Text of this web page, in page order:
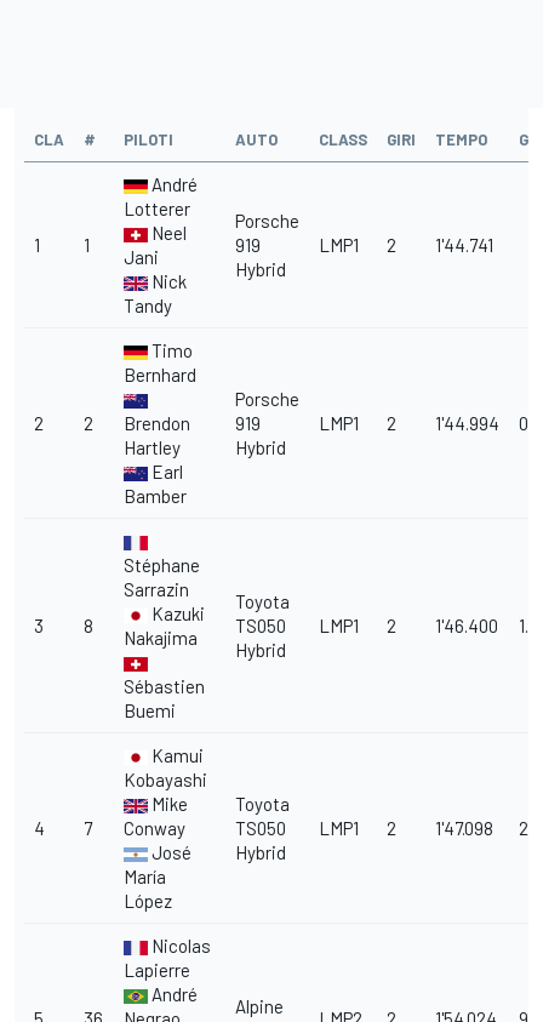
CLA # PILOTI AUTO CLASS GIRI TEMPO
1 1
André
Lotterer
Neel
Jani
Nick
Tandy
Porsche
919
Hybrid
LMP1 2 1'44.741
2 2
Timo
Bernhard
Brendon
Hartley
Earl
Bamber
Porsche
919
Hybrid
LMP1 2 1'44.994
3 8
Stéphane
Sarrazin
Kazuki
Nakajima
Sébastien
Buemi
Toyota
TS050
Hybrid
LMP1 2 1'46.400
4 7
Kamui
Kobayashi
Mike
Conway
José
María
López
Toyota
TS050
Hybrid
LMP1 2 1'47.098
Nicolas
Lapierre
André
Alpine